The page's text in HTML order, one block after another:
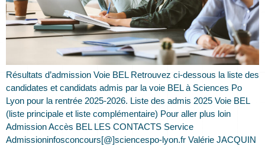
Résultats d’admission Voie BEL Retrouvez ci-dessous la liste des
candidates et candidats admis par la voie BEL à Sciences Po
Lyon pour la rentrée 2025-2026. Liste des admis 2025 Voie BEL
(liste principale et liste complémentaire) Pour aller plus loin
Admission Accès BEL LES CONTACTS Service
Admissioninfosconcours[@]sciencespo-lyon.fr Valérie JACQUIN